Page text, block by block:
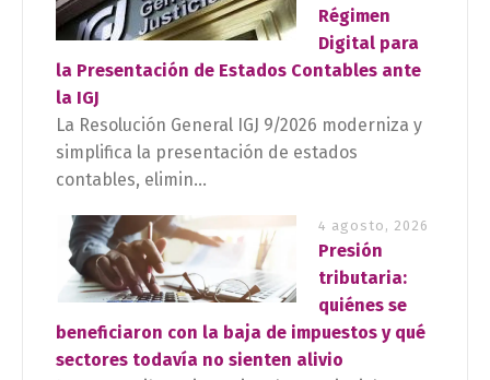
Régimen
Digital para
la Presentación de Estados Contables ante
la IGJ
La Resolución General IGJ 9/2026 moderniza y
simplifica la presentación de estados
contables, elimin...
4 agosto, 2026
Presión
tributaria:
quiénes se
beneficiaron con la baja de impuestos y qué
sectores todavía no sienten alivio